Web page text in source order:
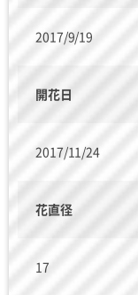
2017/9/19
開花日
2017/11/24
花直径
17